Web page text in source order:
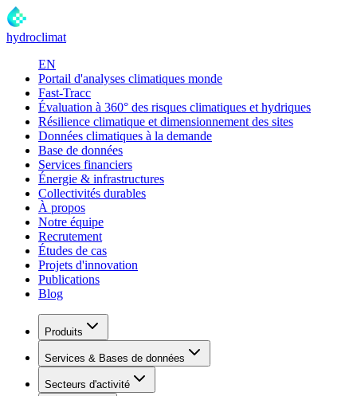
hydroclimat
EN
Portail d'analyses climatiques monde
Fast-Tracc
Évaluation à 360° des risques climatiques et hydriques
Résilience climatique et dimensionnement des sites
Données climatiques à la demande
Base de données
Services financiers
Énergie & infrastructures
Collectivités durables
À propos
Notre équipe
Recrutement
Études de cas
Projets d'innovation
Publications
Blog
Produits
Services & Bases de données
Secteurs d'activité